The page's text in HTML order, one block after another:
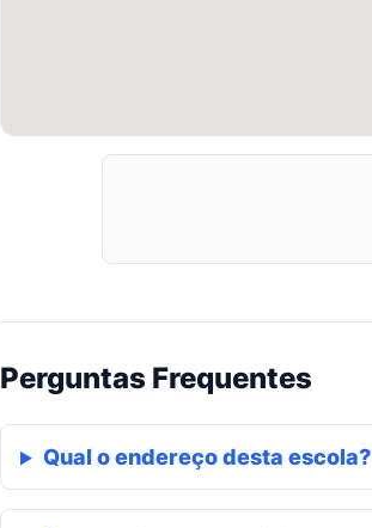
Perguntas Frequentes
Qual o endereço desta escola?